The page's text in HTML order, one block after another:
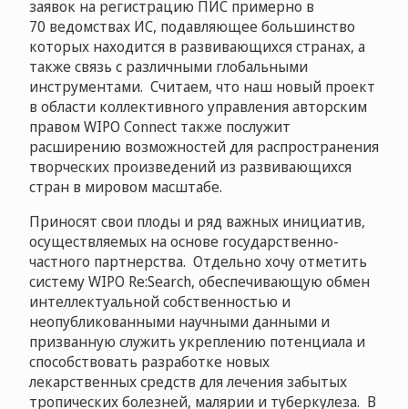
заявок на регистрацию ПИС примерно в
70 ведомствах ИС, подавляющее большинство
которых находится в развивающихся странах, а
также связь с различными глобальными
инструментами. Считаем, что наш новый проект
в области коллективного управления авторским
правом WIPO Connect также послужит
расширению возможностей для распространения
творческих произведений из развивающихся
стран в мировом масштабе.
Приносят свои плоды и ряд важных инициатив,
осуществляемых на основе государственно-
частного партнерства. Отдельно хочу отметить
систему WIPO Re:Search, обеспечивающую обмен
интеллектуальной собственностью и
неопубликованными научными данными и
призванную служить укреплению потенциала и
способствовать разработке новых
лекарственных средств для лечения забытых
тропических болезней, малярии и туберкулеза. В